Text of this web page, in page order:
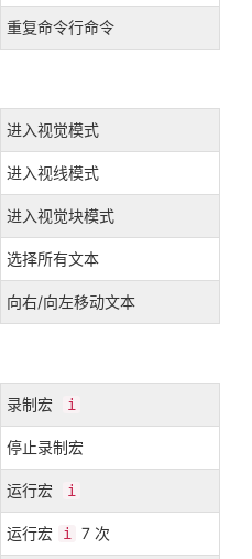
重复命令行命令
进入视觉模式
进入视线模式
进入视觉块模式
选择所有文本
向右/向左移动文本
录制宏 i
停止录制宏
运行宏 i
运行宏 i 7 次